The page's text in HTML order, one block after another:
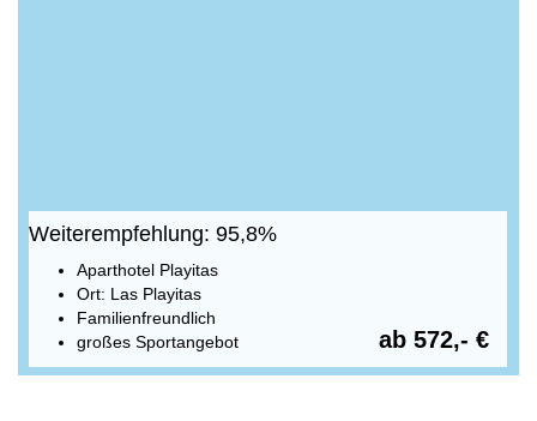
Weiterempfehlung: 95,8%
Aparthotel Playitas
Ort: Las Playitas
Familienfreundlich
großes Sportangebot
ab 572,- €